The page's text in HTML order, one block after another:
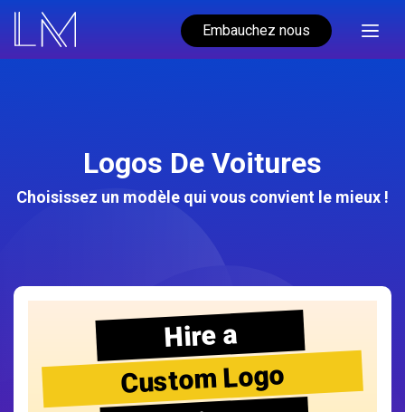
Embauchez nous
Logos De Voitures
Choisissez un modèle qui vous convient le mieux !
Hire a
Custom Logo